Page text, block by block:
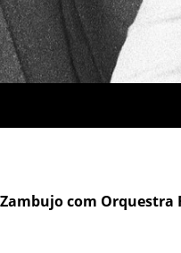
com Orquestra